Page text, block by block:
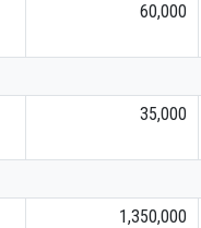
60,000
35,000
1,350,000